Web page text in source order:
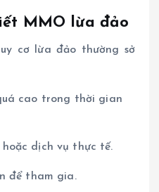
MMO lừa đảo
cơ lừa đảo thường sở
cao trong thời gian
hoặc dịch vụ thực tế.
để tham gia.